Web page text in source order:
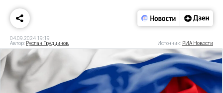
04.09.2024 19:19
Автор: Руслан Грудцинов Источник: РИА Новости